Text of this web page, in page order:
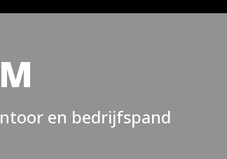
en bedrijfspand